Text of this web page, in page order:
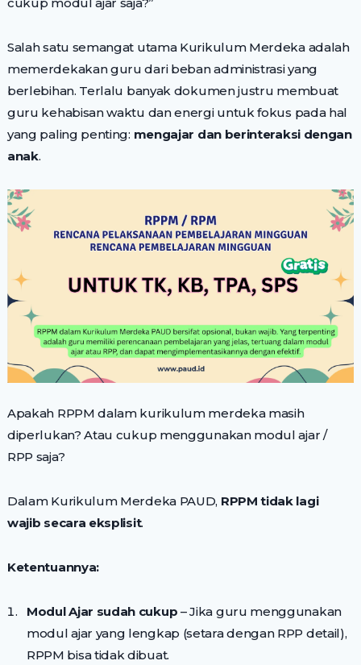
Salah satu semangat utama Kurikulum Merdeka adalah
memerdekakan guru dari beban administrasi yang
berlebihan. Terlalu banyak dokumen justru membuat
guru kehabisan waktu dan energi untuk fokus pada hal
yang paling penting: mengajar dan berinteraksi dengan
anak.
Apakah RPPM dalam kurikulum merdeka masih
diperlukan? Atau cukup menggunakan modul ajar /
RPP saja?
Dalam Kurikulum Merdeka PAUD, RPPM tidak lagi
wajib secara eksplisit.
Ketentuannya:
Modul Ajar sudah cukup – Jika guru menggunakan
modul ajar yang lengkap (setara dengan RPP detail),
RPPM bisa tidak dibuat.